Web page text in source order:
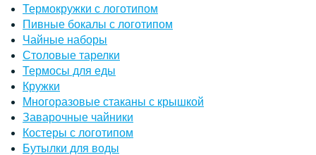
Термокружки с логотипом
Пивные бокалы с логотипом
Чайные наборы
Столовые тарелки
Термосы для еды
Кружки
Многоразовые стаканы с крышкой
Заварочные чайники
Костеры с логотипом
Бутылки для воды